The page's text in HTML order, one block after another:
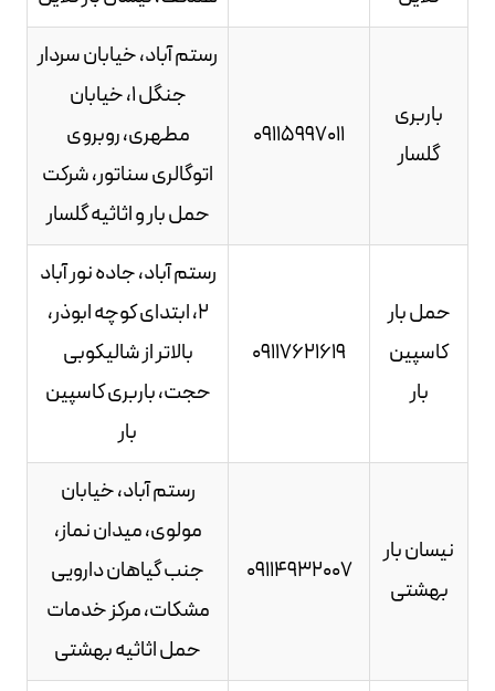
باربری
گلسار
09115997011
رستم آباد، خیابان سردار
جنگل 1، خیابان
مطهری، روبروی
اتوگالری سناتور، شرکت
حمل بار و اثاثیه گلسار
حمل بار
کاسپین
بار
09117621619
رستم آباد، جاده نور آباد
2، ابتدای کوچه ابوذر،
بالاتر از شالیکوبی
حجت، باربری کاسپین
بار
نیسان بار
بهشتی
09114932007
رستم آباد، خیابان
مولوی، میدان نماز،
جنب گیاهان دارویی
مشکات، مرکز خدمات
حمل اثاثیه بهشتی